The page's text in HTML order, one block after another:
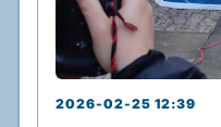
2026-02-25 12:39